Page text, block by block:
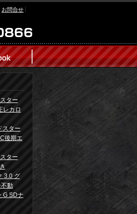
お問合せ
ター
レカロ
スター
後期エ
ター
3.0 グ
動
G SDナ